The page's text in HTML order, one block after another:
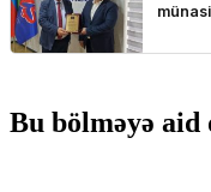
Bu bölməyə